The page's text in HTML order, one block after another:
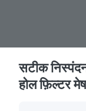
सटीक
होल फ़िल्टर